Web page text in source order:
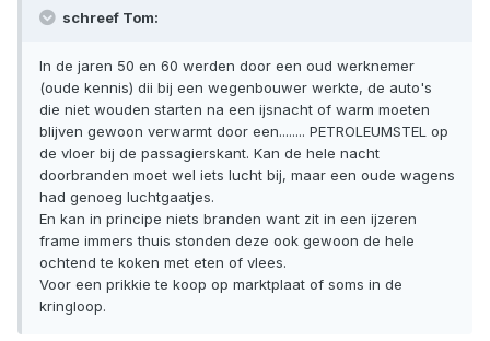
schreef Tom:
In de jaren 50 en 60 werden door een oud werknemer
(oude kennis) dii bij een wegenbouwer werkte, de auto's
die niet wouden starten na een ijsnacht of warm moeten
blijven gewoon verwarmt door een........ PETROLEUMSTEL op
de vloer bij de passagierskant. Kan de hele nacht
doorbranden moet wel iets lucht bij, maar een oude wagens
had genoeg luchtgaatjes.
En kan in principe niets branden want zit in een ijzeren
frame immers thuis stonden deze ook gewoon de hele
ochtend te koken met eten of vlees.
Voor een prikkie te koop op marktplaat of soms in de
kringloop.